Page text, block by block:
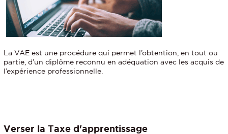
La VAE est une procédure qui permet l’obtention, en tout ou
partie, d’un diplôme reconnu en adéquation avec les acquis de
l’expérience professionnelle.
Verser la Taxe d'apprentissage